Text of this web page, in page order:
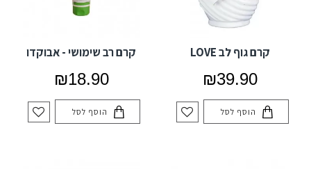
קרם גוף לב LOVE
₪39.90
הוסף לסל
קרם רב שימושי - אבוקדו
₪18.90
הוסף לסל